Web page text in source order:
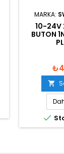
MARKA:
10-24V
BUTON

